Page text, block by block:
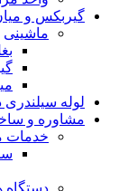
گیربکس و
ماشینی
لوله سیلندری
مشاوره و
خدمات